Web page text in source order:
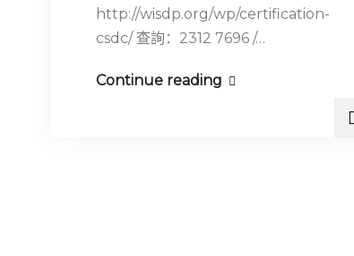
http://wisdp.org/wp/certification-
csdc/ 查詢：2312 7696 /…
Continue reading